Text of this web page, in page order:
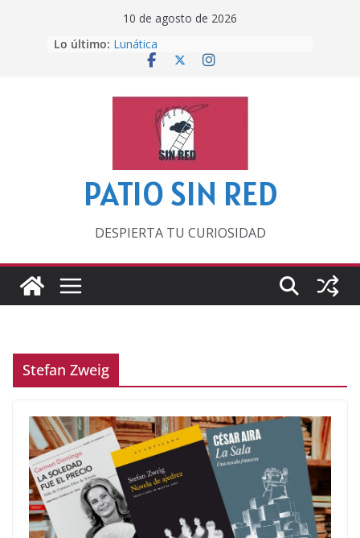
10 de agosto de 2026
Lo último: Lunática
Pero, hasta entonces…
‘La broma infinita’ de recomendar
lecturas veraniegas
Otra del Mundial
PATIO SIN RED
DESPIERTA TU CURIOSIDAD
Stefan Zweig